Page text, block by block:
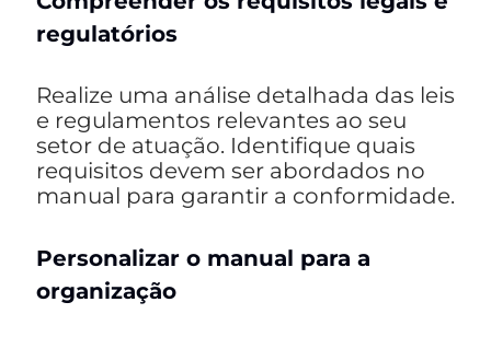
regulatórios
Realize uma análise detalhada das leis
e regulamentos relevantes ao seu
setor de atuação. Identifique quais
requisitos devem ser abordados no
manual para garantir a conformidade.
Personalizar o manual para a
organização